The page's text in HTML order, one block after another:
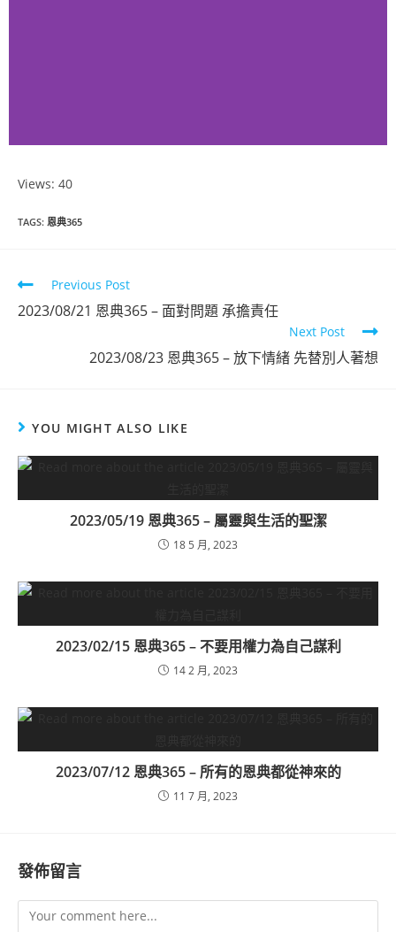
Views: 40
TAGS: 恩典365
Previous Post
2023/08/21 恩典365 – 面對問題 承擔責任
Next Post
2023/08/23 恩典365 – 放下情緒 先替別人著想
YOU MIGHT ALSO LIKE
2023/05/19 恩典365 – 屬靈與生活的聖潔
18 5 月, 2023
2023/02/15 恩典365 – 不要用權力為自己謀利
14 2 月, 2023
2023/07/12 恩典365 – 所有的恩典都從神來的
11 7 月, 2023
發佈留言